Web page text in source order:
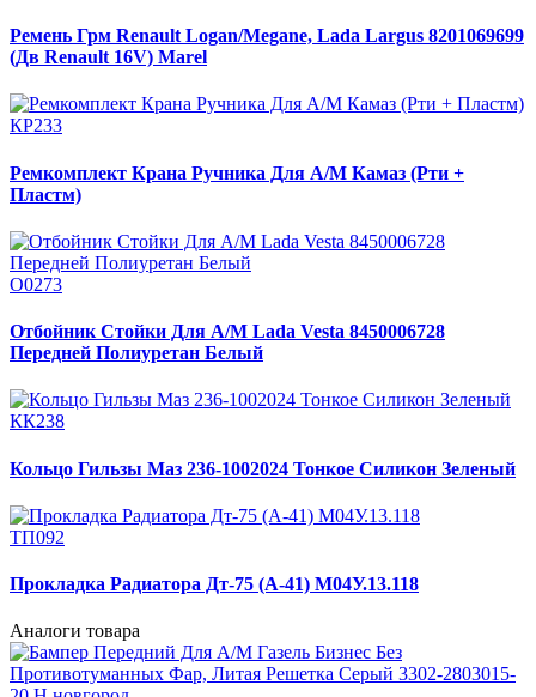
Ремень Грм Renault Logan/Megane, Lada Largus 8201069699
(Дв Renault 16V) Marel
КР233
Ремкомплект Крана Ручника Для А/М Камаз (Рти +
Пластм)
О0273
Отбойник Стойки Для А/М Lada Vesta 8450006728
Передней Полиуретан Белый
КК238
Кольцо Гильзы Маз 236-1002024 Тонкое Силикон Зеленый
ТП092
Прокладка Радиатора Дт-75 (А-41) М04У.13.118
Аналоги товара